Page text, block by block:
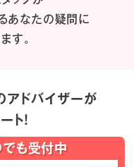
あなたの疑問に
す。
アドバイザーが
ト！
も受付中